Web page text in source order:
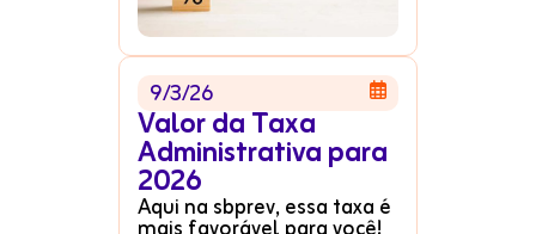
9/3/26 
Valor da Taxa
Administrativa para
2026
Aqui na sbprev, essa taxa é